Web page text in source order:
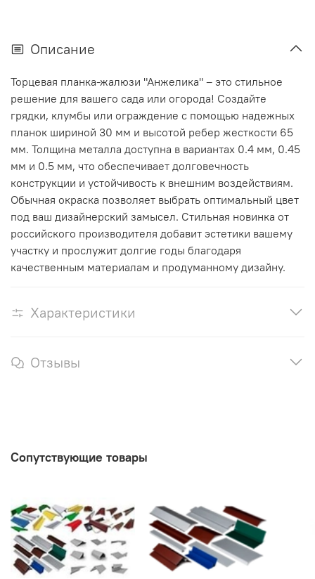
Описание
Торцевая планка-жалюзи "Анжелика" – это стильное
решение для вашего сада или огорода! Создайте
грядки, клумбы или ограждение с помощью надежных
планок шириной 30 мм и высотой ребер жесткости 65
мм. Толщина металла доступна в вариантах 0.4 мм, 0.45
мм и 0.5 мм, что обеспечивает долговечность
конструкции и устойчивость к внешним воздействиям.
Обычная окраска позволяет выбрать оптимальный цвет
под ваш дизайнерский замысел. Стильная новинка от
российского производителя добавит эстетики вашему
участку и прослужит долгие годы благодаря
качественным материалам и продуманному дизайну.
Характеристики
Отзывы
Сопутствующие товары